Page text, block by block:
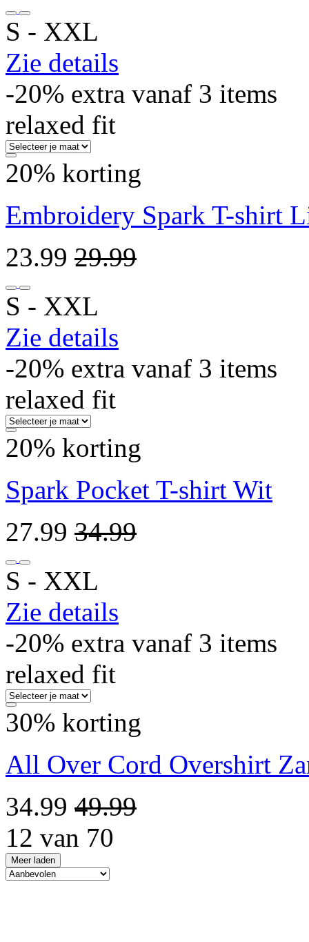
S ‐ XXL
Zie details
-20% extra vanaf 3 items
relaxed fit
20% korting
Embroidery Spark T-shirt
23.99 29.99
S ‐ XXL
Zie details
-20% extra vanaf 3 items
relaxed fit
20% korting
Spark Pocket T-shirt Wit
27.99 34.99
S ‐ XXL
Zie details
-20% extra vanaf 3 items
relaxed fit
30% korting
All Over Cord Overshirt
34.99 49.99
12 van 70
Meer laden